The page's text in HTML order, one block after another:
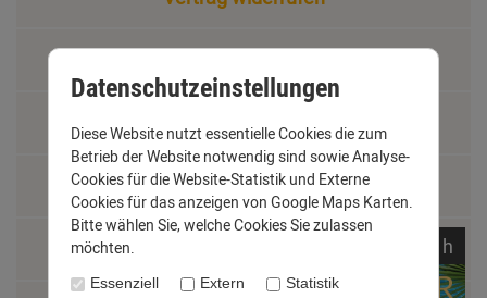
Fachbegriffe
Jobs
Montage und Installationshilfen h
Datenschutzeinstellungen
Diese Website nutzt essentielle Cookies die zum
Betrieb der Website notwendig sind sowie Analyse-
Cookies für die Website-Statistik und Externe
Cookies für das anzeigen von Google Maps Karten.
Bitte wählen Sie, welche Cookies Sie zulassen
möchten.
Essenziell Extern Statistik